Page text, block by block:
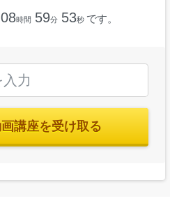
08時間 59分 52秒 です。
講座を受け取る